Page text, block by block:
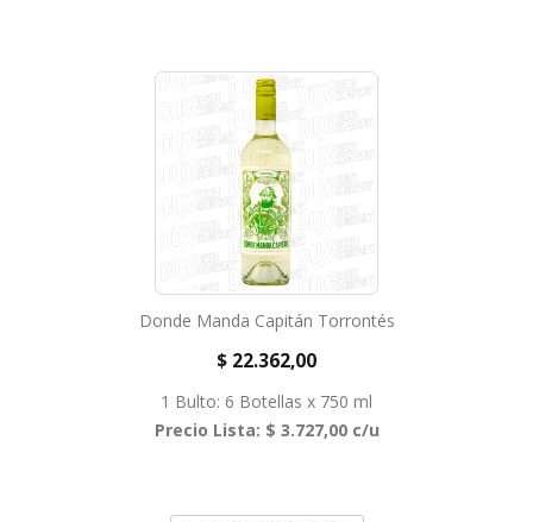
Donde Manda Capitán Torrontés
$ 22.362,00
1 Bulto: 6 Botellas x 750 ml
Precio Lista: $ 3.727,00 c/u